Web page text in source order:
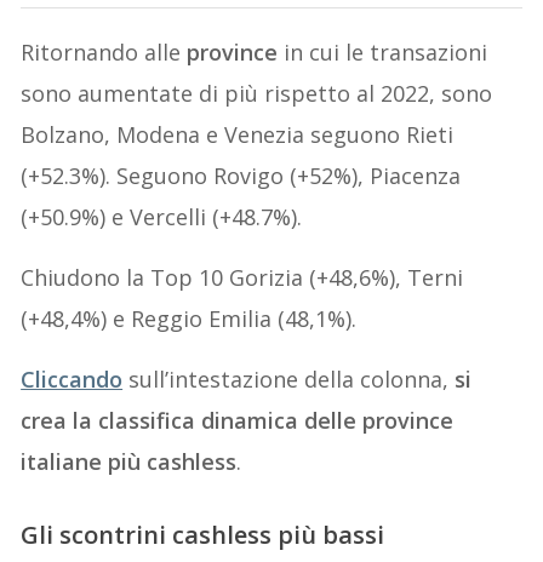
Ritornando alle province in cui le transazioni
sono aumentate di più rispetto al 2022, sono
Bolzano, Modena e Venezia seguono Rieti
(+52.3%). Seguono Rovigo (+52%), Piacenza
(+50.9%) e Vercelli (+48.7%).
Chiudono la Top 10 Gorizia (+48,6%), Terni
(+48,4%) e Reggio Emilia (48,1%).
Cliccando sull’intestazione della colonna, si
crea la classifica dinamica delle province
italiane più cashless.
Gli scontrini cashless più bassi